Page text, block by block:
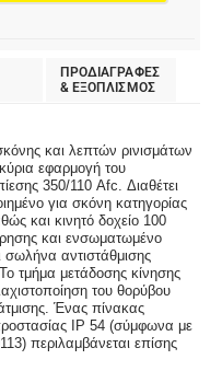
ΠΡΟΔΙΑΓΡΑΦΕΣ
& EΞΟΠΛΙΣΜΟΣ
και λεπτών ρινισμάτων
εφαρμογή του
350/110 Afc. Διαθέτει
για σκόνη κατηγορίας
και κινητό δοχείο 100
και ενσωματωμένο
αντιστάθμισης
τμήμα μετάδοσης κίνησης
του θορύβου
Ένας πίνακας
IP 54 (σύμφωνα με
περιλαμβάνεται επίσης